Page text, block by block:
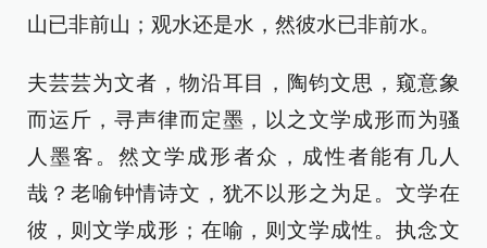
山已非前山；观水还是水，然彼水已非前水。
夫芸芸为文者，物沿耳目，陶钧文思，窥意象
而运斤，寻声律而定墨，以之文学成形而为骚
人墨客。然文学成形者众，成性者能有几人
哉？老喻钟情诗文，犹不以形之为足。文学在
彼，则文学成形；在喻，则文学成性。执念文